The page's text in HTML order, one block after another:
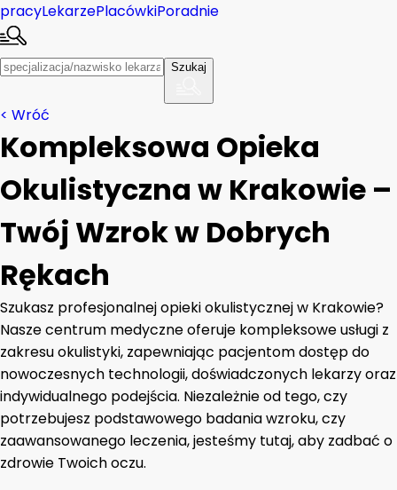
pracyLekarzePlacówkiPoradnie
Szukaj
< Wróć
Kompleksowa Opieka
Okulistyczna w Krakowie –
Twój Wzrok w Dobrych
Rękach
Szukasz profesjonalnej opieki okulistycznej w Krakowie?
Nasze centrum medyczne oferuje kompleksowe usługi z
zakresu okulistyki, zapewniając pacjentom dostęp do
nowoczesnych technologii, doświadczonych lekarzy oraz
indywidualnego podejścia. Niezależnie od tego, czy
potrzebujesz podstawowego badania wzroku, czy
zaawansowanego leczenia, jesteśmy tutaj, aby zadbać o
zdrowie Twoich oczu.